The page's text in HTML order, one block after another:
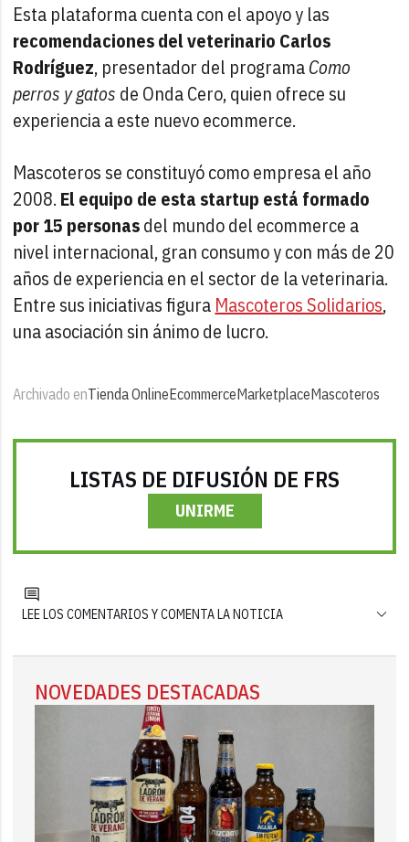
Esta plataforma cuenta con el apoyo y las
recomendaciones del veterinario Carlos
Rodríguez, presentador del programaComo
perros y gatos de Onda Cero, quien ofrece su
experiencia a este nuevo ecommerce.
Mascoteros se constituyó como empresa el año
2008. El equipo de esta startup está formado
por 15 personasdel mundo del ecommerce a
nivel internacional, gran consumo y con más de 20
años de experiencia en el sector de la veterinaria.
Entre sus iniciativas figura Mascoteros Solidarios,
una asociación sin ánimo de lucro.
Archivado enTienda OnlineEcommerceMarketplaceMascoteros
LISTAS DE DIFUSIÓN DE FRS
UNIRME
LEE LOS COMENTARIOS Y COMENTA LA NOTICIA
NOVEDADES DESTACADAS